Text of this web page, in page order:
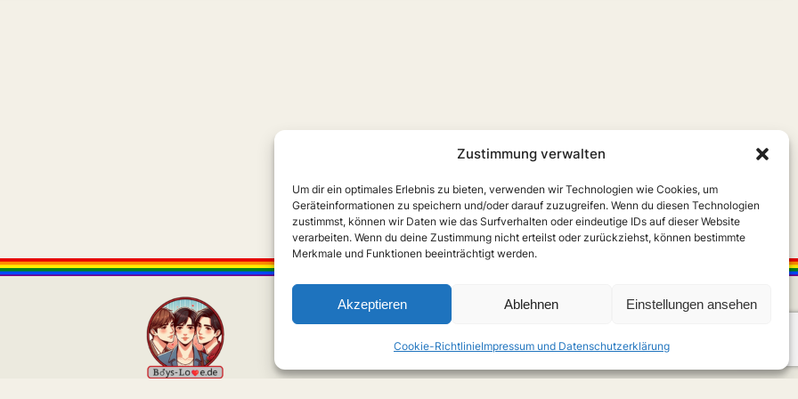
Zustimmung verwalten
Um dir ein optimales Erlebnis zu bieten, verwenden wir Technologien wie Cookies, um
Geräteinformationen zu speichern und/oder darauf zuzugreifen. Wenn du diesen Technologien
zustimmst, können wir Daten wie das Surfverhalten oder eindeutige IDs auf dieser Website
verarbeiten. Wenn du deine Zustimmung nicht erteilst oder zurückziehst, können bestimmte
Merkmale und Funktionen beeinträchtigt werden.
Akzeptieren Ablehnen Einstellungen ansehen
Cookie-RichtlinieImpressum und Datenschutzerklärung